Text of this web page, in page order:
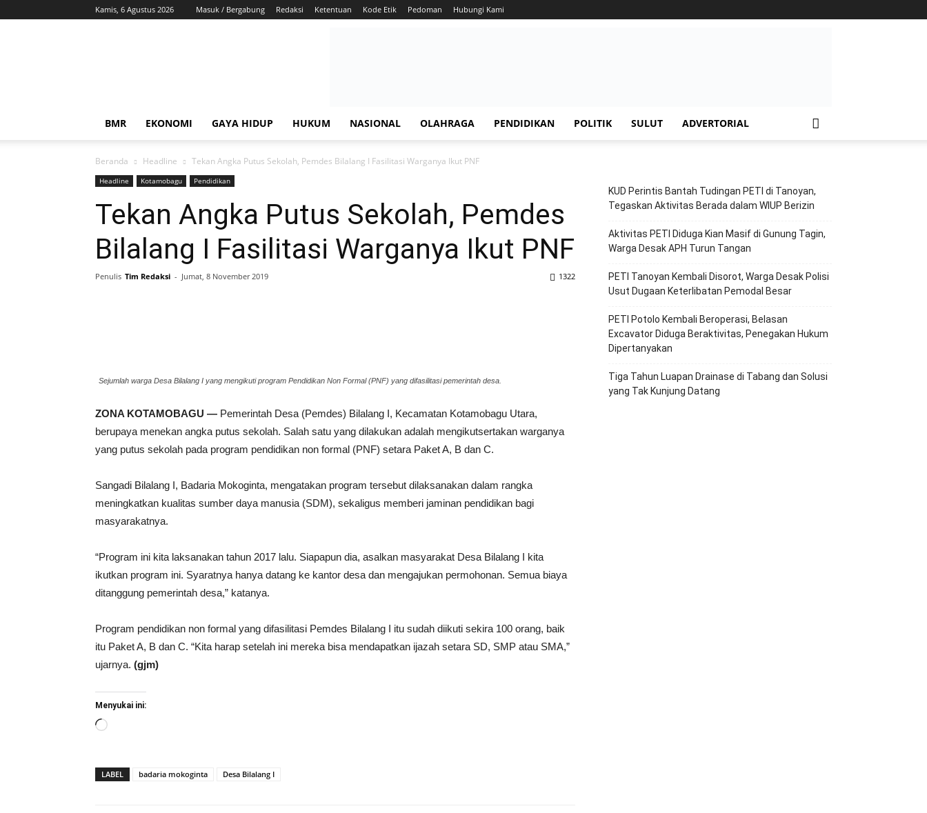
Kamis, 6 Agustus 2026 Masuk / Bergabung Redaksi Ketentuan Kode Etik Pedoman Hubungi Kami
BMR EKONOMI GAYA HIDUP HUKUM NASIONAL OLAHRAGA PENDIDIKAN POLITIK SULUT ADVERTORIAL
Beranda Headline Tekan Angka Putus Sekolah, Pemdes Bilalang I Fasilitasi Warganya Ikut PNF
Headline Kotamobagu Pendidikan
Tekan Angka Putus Sekolah, Pemdes
Bilalang I Fasilitasi Warganya Ikut PNF
Penulis Tim Redaksi - Jumat, 8 November 2019 1322
Sejumlah warga Desa Bilalang I yang mengikuti program Pendidikan Non Formal (PNF) yang difasilitasi pemerintah desa.
ZONA KOTAMOBAGU — Pemerintah Desa (Pemdes) Bilalang I, Kecamatan Kotamobagu Utara,
berupaya menekan angka putus sekolah. Salah satu yang dilakukan adalah mengikutsertakan warganya
yang putus sekolah pada program pendidikan non formal (PNF) setara Paket A, B dan C.
Sangadi Bilalang I, Badaria Mokoginta, mengatakan program tersebut dilaksanakan dalam rangka
meningkatkan kualitas sumber daya manusia (SDM), sekaligus memberi jaminan pendidikan bagi
masyarakatnya.
“Program ini kita laksanakan tahun 2017 lalu. Siapapun dia, asalkan masyarakat Desa Bilalang I kita
ikutkan program ini. Syaratnya hanya datang ke kantor desa dan mengajukan permohonan. Semua biaya
ditanggung pemerintah desa,” katanya.
Program pendidikan non formal yang difasilitasi Pemdes Bilalang I itu sudah diikuti sekira 100 orang, baik
itu Paket A, B dan C. “Kita harap setelah ini mereka bisa mendapatkan ijazah setara SD, SMP atau SMA,”
ujarnya. (gjm)
Menyukai ini:
Memuat...
LABEL badaria mokoginta Desa Bilalang I
KUD Perintis Bantah Tudingan PETI di Tanoyan,
Tegaskan Aktivitas Berada dalam WIUP Berizin
Aktivitas PETI Diduga Kian Masif di Gunung Tagin,
Warga Desak APH Turun Tangan
PETI Tanoyan Kembali Disorot, Warga Desak Polisi
Usut Dugaan Keterlibatan Pemodal Besar
PETI Potolo Kembali Beroperasi, Belasan
Excavator Diduga Beraktivitas, Penegakan Hukum
Dipertanyakan
Tiga Tahun Luapan Drainase di Tabang dan Solusi
yang Tak Kunjung Datang